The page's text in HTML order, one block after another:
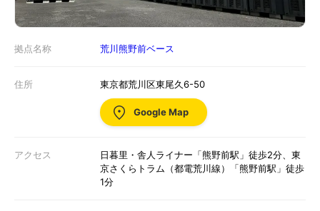
拠点名称 荒川熊野前ベース
住所 東京都荒川区東尾久6-50
Google Map
アクセス
日暮里・舎人ライナー「熊野前駅」徒歩2分、東
京さくらトラム（都電荒川線）「熊野前駅」徒歩
1分